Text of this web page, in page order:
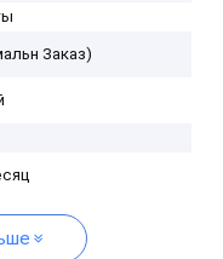
Заказ)